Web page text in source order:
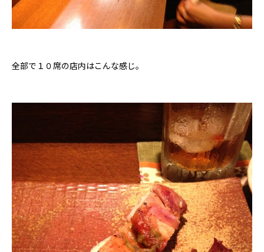
全部で１０席の店内はこんな感じ。